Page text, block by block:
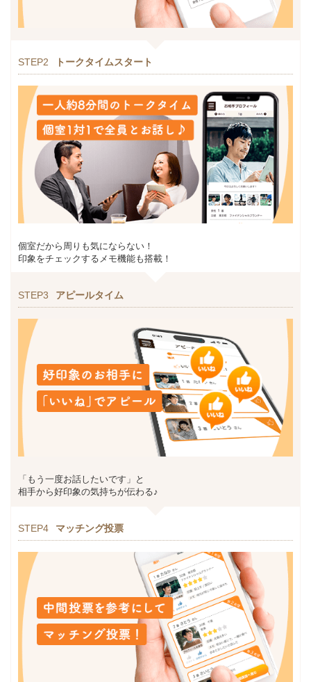
STEP2 トークタイムスタート
個室だから周りも気にならない！
印象をチェックするメモ機能も搭載！
STEP3 アピールタイム
「もう一度お話したいです」と
相手から好印象の気持ちが伝わる♪
STEP4 マッチング投票